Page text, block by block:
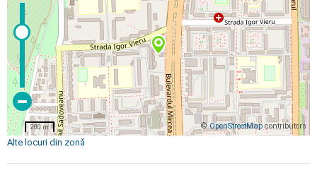
© OpenStreetMap contributors
200 m
Alte locuri din zonă